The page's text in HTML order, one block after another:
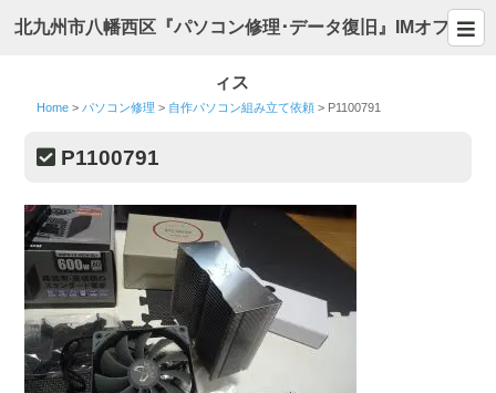
北九州市八幡西区『パソコン修理･データ復旧』IMオフ
ィス
Home > パソコン修理 > 自作パソコン組み立て依頼 > P1100791
P1100791